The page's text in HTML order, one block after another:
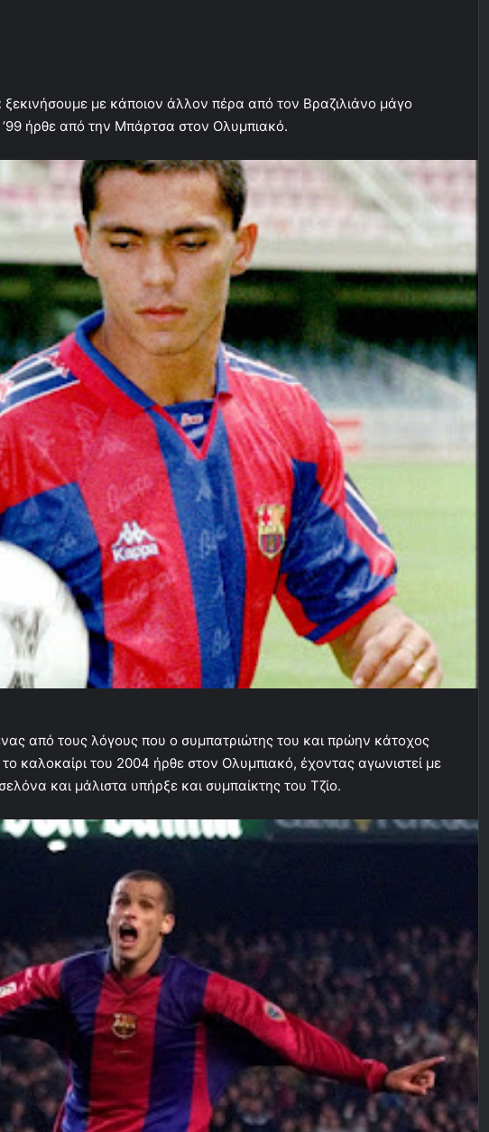
με κάποιον άλλον πέρα από τον Βραζιλιάνο μάγο
’99 ήρθε από την Μπάρτσα στον Ολυμπιακό.
από τους λόγους που ο συμπατριώτης του και πρώην κάτοχος
καλοκαίρι του 2004 ήρθε στον Ολυμπιακό, έχοντας αγωνιστεί με
και μάλιστα υπήρξε και συμπαίκτης του Τζίο.